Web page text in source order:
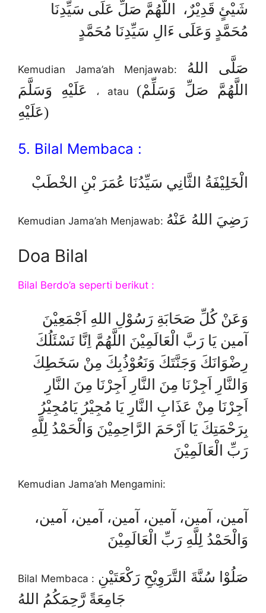
شَيْئٍ قَدِيْرٌ، اللَّهُمَّ صَلِّ عَلَى سَيِّدِنَا
مُحَمَّدٍ وَعَلَى ءَالِ سَيِّدِنَا مُحَمَّدٍ
Kemudian Jama’ah Menjawab: صَلَّى اللهُ
، atau (اللَّهُمَّ صَلِّ وَسَلِّمْ
عَلَيْهِ)
5. Bilal Membaca :
الْخَلِيْفَةُ الثَّانِي سَيِّدُنَا عُمَرَ بْنِ الخْطَبْ
Kemudian Jama’ah Menjawab: رَضِيَ اللهُ عَنْهُ
Doa Bilal
Bilal Berdo’a seperti berikut :
وَعَنْ كُلِّ صَحَابَةِ رَسُوْلِ اللهِ اَجْمَعِيْنَ
آمين يَا رَبَّ الْعَالَمِيْنَ اللَّهُمَّ اِنَّا نَسْئَلُكَ
رِضْوَانَكَ وَجَنَّتَكَ وَنَعُوْذُبِكَ مِنْ سَخَطِكَ
وَالنَّارِ اَجِرْنَا مِنَ النَّارِ اَجِرْنَا مِنَ النَّارِ
اَجِرْنَا مِنْ عَذَابِ النَّارِ يَا مُجِيْرُ يَامُجِيْرُ
بِرَحْمَتِكَ يَا اَرْحَمَ الرَّاحِمِيْنَ وَالْحَمْدُ لِلَّهِ
رَبِّ الْعَالَمِيْنَ
Kemudian Jama’ah Mengamini:
آمين، آمين، آمين، آمين، آمين، آمين،
وَالْحَمْدُ لِلَّهِ رَبِّ الْعَالَمِيْنَ
Bilal Membaca : صَلُوْا سُنَّةَ التَّرَوِيْحِ رَكْعَتَيْنِ
جَامِعَةً رَّحِمَكُمُ اللهُ